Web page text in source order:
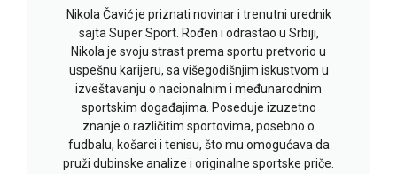
Nikola Čavić je priznati novinar i trenutni urednik
sajta Super Sport. Rođen i odrastao u Srbiji,
Nikola je svoju strast prema sportu pretvorio u
uspešnu karijeru, sa višegodišnjim iskustvom u
izveštavanju o nacionalnim i međunarodnim
sportskim događajima. Poseduje izuzetno
znanje o različitim sportovima, posebno o
fudbalu, košarci i tenisu, što mu omogućava da
pruži dubinske analize i originalne sportske priče.